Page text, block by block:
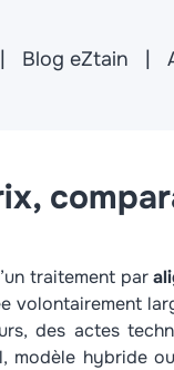
Blog eZtain
traitement par
volontairement
des actes
modèle hybride